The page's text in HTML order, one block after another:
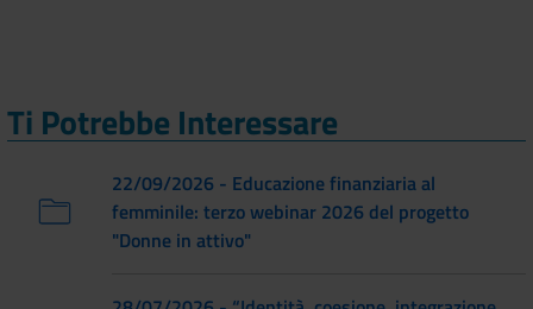
Ti Potrebbe Interessare
22/09/2026 - Educazione finanziaria al
femminile: terzo webinar 2026 del progetto
"Donne in attivo"